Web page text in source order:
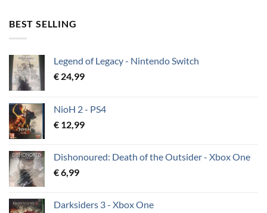
BEST SELLING
Legend of Legacy - Nintendo Switch
€ 24,99
NioH 2 - PS4
€ 12,99
Dishonoured: Death of the Outsider - Xbox One
€6,99
Darksiders 3 - Xbox One